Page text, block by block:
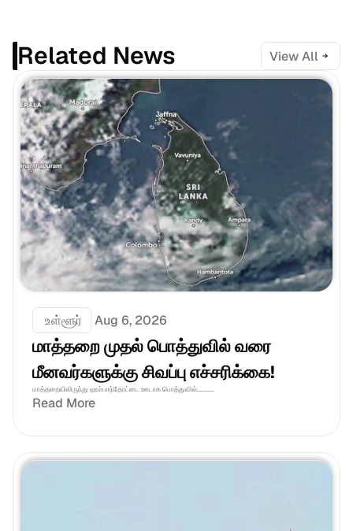
Related News View All
உள்ளூர் Aug 6, 2026
மாத்தறை முதல் பொத்துவில் வரை
மீனவர்களுக்கு சிவப்பு எச்சரிக்கை!
மாத்தறையிலிருந்து ஹம்பாந்தோட்டை ஊடாக பொத்துவில்...........
Read More